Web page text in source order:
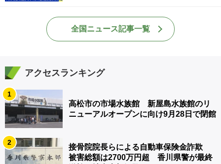
全国ニュース記事一覧
アクセスランキング
1
高松市の市場水族館 新屋島水族館のリ
ニューアルオープンに向け9月28日で閉館
2
接骨院院長らによる自動車保険金詐欺
被害総額は2700万円超 香川県警が最終